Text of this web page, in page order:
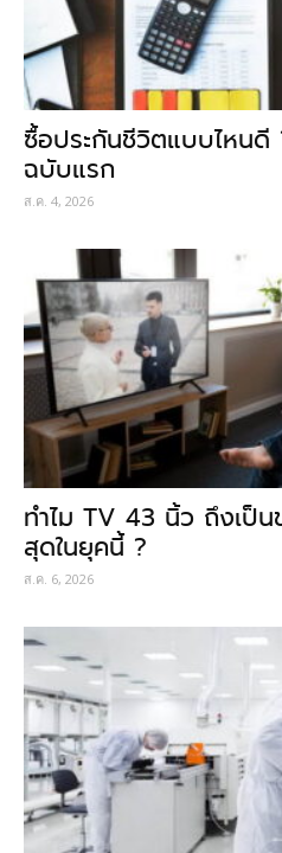
ซื้อประกันชีวิตแบบไหนดี
ฉบับแรก
ส.ค. 4, 2026
ทำไม TV 43 นิ้ว ถึงเป็
สุดในยุคนี้ ?
ส.ค. 6, 2026